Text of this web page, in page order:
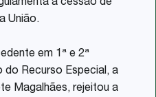
a cessão de
União.
em 1ª e 2ª
do Recurso Especial, a
Magalhães, rejeitou a